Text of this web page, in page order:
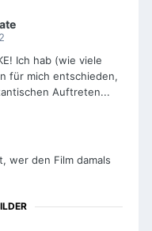
Ich hab (wie viele
für mich entschieden,
Auftreten...
wer den Film damals